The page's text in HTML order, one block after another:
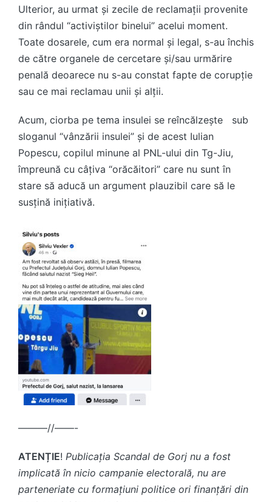
Ulterior, au urmat și zecile de reclamații provenite
din rândul “activiștilor binelui” acelui moment.
Toate dosarele, cum era normal și legal, s-au închis
de către organele de cercetare și/sau urmărire
penală deoarece nu s-au constat fapte de corupție
sau ce mai reclamau unii și alții.
Acum, ciorba pe tema insulei se reîncălzește sub
sloganul “vânzării insulei” și de acest Iulian
Popescu, copilul minune al PNL-ului din Tg-Jiu,
împreună cu câțiva “orăcăitori” care nu sunt în
stare să aducă un argument plauzibil care să le
susțină inițiativă.
———//——-
ATENȚIE! Publicația Scandal de Gorj nu a fost
implicată în nicio campanie electorală, nu are
parteneriate cu formațiuni politice ori finanțări din